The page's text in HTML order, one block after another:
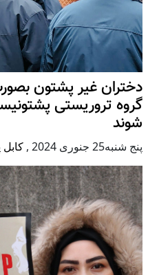
دختران غیر پشتون
گروه تروریستی
شوند
پنج شنبه25 جنوری 2024 ,